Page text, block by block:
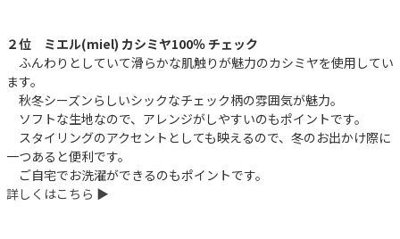
２位 ミエル(miel) カシミヤ100％ チェック
ふんわりとしていて滑らかな肌触りが魅力のカシミヤを使用してい
ます。
秋冬シーズンらしいシックなチェック柄の雰囲気が魅力。
ソフトな生地なので、アレンジがしやすいのもポイントです。
スタイリングのアクセントとしても映えるので、冬のお出かけ際に
一つあると便利です。
ご自宅でお洗濯ができるのもポイントです。
詳しくはこちら ▶︎